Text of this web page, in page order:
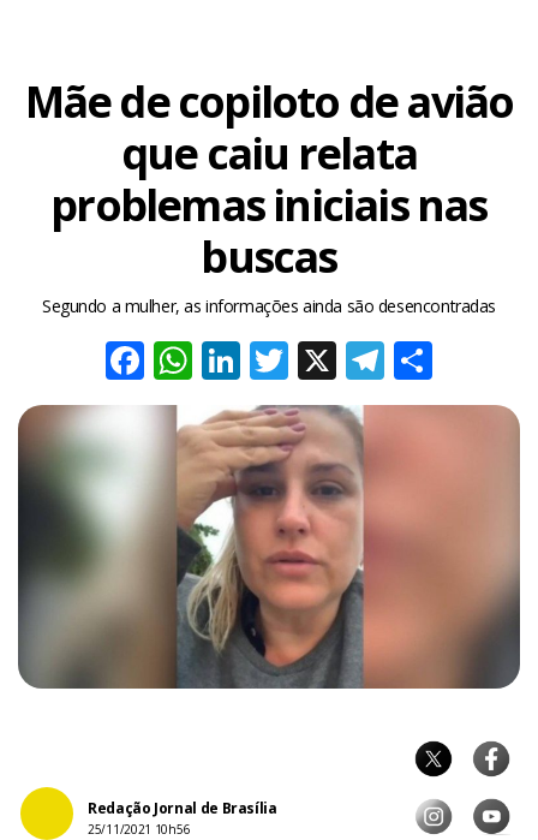
Mãe de copiloto de avião
que caiu relata
problemas iniciais nas
buscas
Segundo a mulher, as informações ainda são desencontradas
Facebook
WhatsApp
LinkedIn
Twitter
X
Redação Jornal de Brasília
25/11/2021 10h56